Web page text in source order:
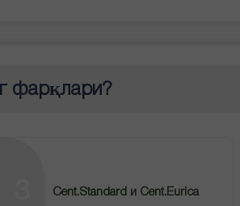
фарқлари?
Cent.Standard и Cent.Eurica